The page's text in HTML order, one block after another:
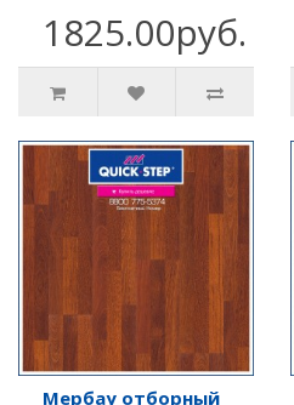
1825.00руб.
Мербау отборный